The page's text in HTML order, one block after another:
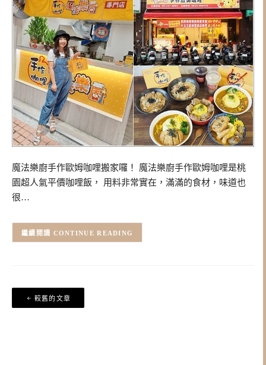
魔法樂廚手作歐姆咖哩搬家囉！ 魔法樂廚手作歐姆咖哩是桃
園超人氣平價咖哩飯， 用料非常實在，滿滿的食材，味道也
很…
CONTINUE READING
文
章
較舊的文章